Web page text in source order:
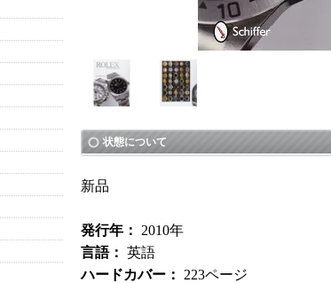
状態について
新品
発行年：
2010年
言語： 英語
ハードカバー：
223ページ